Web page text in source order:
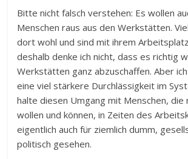
Bitte nicht falsch verstehen: Es wollen
Menschen raus aus den Werkstätten.
dort wohl und sind mit ihrem
deshalb denke ich nicht, dass es richtig
Werkstätten ganz abzuschaffen. Aber
eine viel stärkere Durchlässigkeit im
halte diesen Umgang mit Menschen, die
wollen und können, in Zeiten des
eigentlich auch für ziemlich dumm,
politisch gesehen.